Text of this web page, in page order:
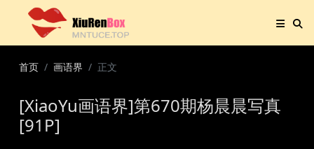
首页 画语界 正文
[XiaoYu画语界]第670期杨晨晨写真
[91P]